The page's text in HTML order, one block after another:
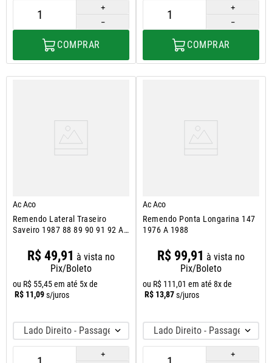
＋
－
COMPRAR
＋
－
COMPRAR
Ac Aco
Remendo Lateral Traseiro
Saveiro 1987 88 89 90 91 92 A
R$ 49,91 à vista no
Pix/Boleto
ou R$ 55,45em até 5x de
R$ 11,09s/juros
Lado Direito - Passageiro
＋
Ac Aco
Remendo Ponta Longarina 147
1976 A 1988
R$ 99,91 à vista no
Pix/Boleto
ou R$ 111,01 em até 8x de
R$ 13,87s/juros
Lado Direito - Passageiro
＋